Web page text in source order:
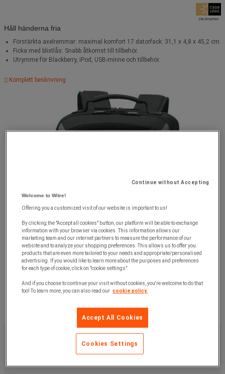
Håll händerna fria
Förstärkta axelremmar: maximal komfort 17 datorfack: 31,1 x 4,8 x 45,2 cm.
Ficka med blixtlås: Snabb åtkomst till tillbehör.
Utrymme för Blackberry, iPod, USB-minne och tillbehör.
Komplett beskrivning
exkl. moms
Continue without Accepting
Welcome to Witre!
Offering you a customized visit of our website is important to us!
By clicking the "Accept all cookies" button, our platform will be able to exchange
information with your browser via cookies. This information allows our
marketing team and our internet partners to measure the performance of our
website and to analyze your shopping preferences. This allows us to offer you
products that are even more tailored to your needs and appropriate/personalised
advertising. If you would like to learn more about the purposes and preferences
for each type of cookie, click on "cookie settings".
And if you choose to continue your visit without cookies, you're welcome to do that
too! To learn more, you can also read our cookie policy.
Accept All Cookies
Cookies Settings